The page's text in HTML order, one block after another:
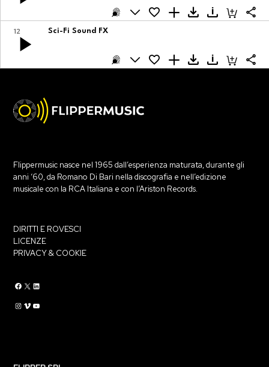
12 Sci-Fi Sound FX
Flippermusic nasce nel 1965 dall’esperienza maturata, durante gli
anni ‘60, da Romano Di Bari nella discografia e nell’edizione
musicale con la RCA Italiana e con l’Ariston Records.
DIRITTI E ROVESCI
LICENZE
PRIVACY & COOKIE
Flippermusic Facebook Flippermusic Twitter
Flippermusic Linkedin
Flippermusic Instagram Flippermusic Vimeo flippermusic YouTube